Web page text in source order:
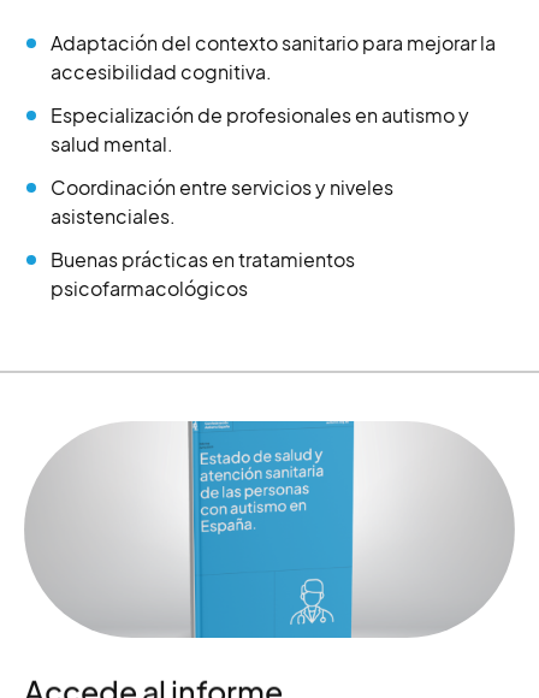
Adaptación del contexto sanitario para mejorar la
accesibilidad cognitiva.
Especialización de profesionales en autismo y
salud mental.
Coordinación entre servicios y niveles
asistenciales.
Buenas prácticas en tratamientos
psicofarmacológicos